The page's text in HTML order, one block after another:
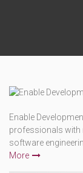
Enable
professionals with
software
More